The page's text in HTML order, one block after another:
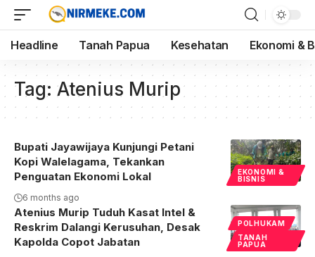
Headline Tanah Papua Kesehatan Ekonomi &
Tag: Atenius Murip
EKONOMI &
BISNIS
Bupati Jayawijaya Kunjungi Petani
Kopi Walelagama, Tekankan
Penguatan Ekonomi Lokal
6 months ago
POLHUKAM
TANAH
PAPUA
Atenius Murip Tuduh Kasat Intel &
Reskrim Dalangi Kerusuhan, Desak
Kapolda Copot Jabatan